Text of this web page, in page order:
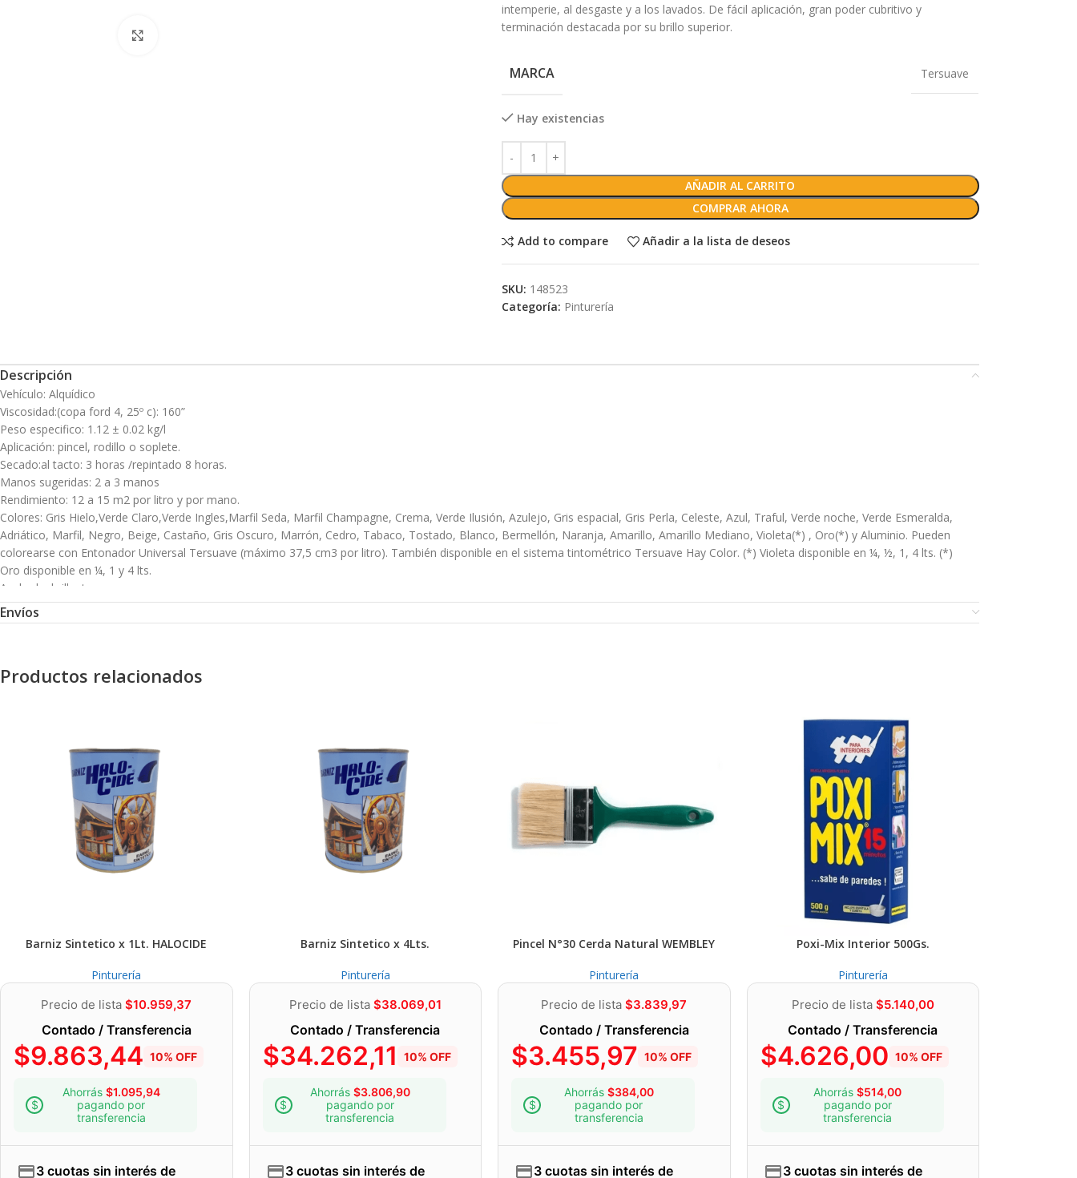
intemperie, al desgaste y a los lavados. De fácil aplicación, gran poder cubritivo y
terminación destacada por su brillo superior.
MARCA Tersuave
Hay existencias
AÑADIR AL CARRITO
COMPRAR AHORA
Add to compare Añadir a la lista de deseos
SKU: 148523
Categoría: Pinturería
Descripción
Vehículo: Alquídico
Viscosidad:(copa ford 4, 25º c): 160”
Peso especifico: 1.12 ± 0.02 kg/l
Aplicación: pincel, rodillo o soplete.
Secado:al tacto: 3 horas /repintado 8 horas.
Manos sugeridas: 2 a 3 manos
Rendimiento: 12 a 15 m2 por litro y por mano.
Colores: Gris Hielo,Verde Claro,Verde Ingles,Marfil Seda, Marfil Champagne, Crema, Verde Ilusión, Azulejo, Gris espacial, Gris Perla, Celeste, Azul, Traful, Verde noche, Verde Esmeralda,
Adriático, Marfil, Negro, Beige, Castaño, Gris Oscuro, Marrón, Cedro, Tabaco, Tostado, Blanco, Bermellón, Naranja, Amarillo, Amarillo Mediano, Violeta(*) , Oro(*) y Aluminio. Pueden
colorearse con Entonador Universal Tersuave (máximo 37,5 cm3 por litro). También disponible en el sistema tintométrico Tersuave Hay Color. (*) Violeta disponible en ¼, ½, 1, 4 lts. (*)
Oro disponible en ¼, 1 y 4 lts.
Acabado: brillante
Diluyente y limpieza: Aguarrás mineral/solvente industrial (soplete)
Presentaciones:¼, ½, 1, 4 y 20 litros.
No deben quedar vestigios de óxido. Lijar con lija n° 100, eliminar el polvillo con un trapo embebido en aguarrás mineral y aplicar una primera mano diluida 20% con aguarrás mineral.
Maderas: Eliminar restos de limpiadores, ceras o protectores siliconados. Lijar en el sentido de las vetas con lija n° 100, eliminar el polvillo y aplicar una primera mano del esmalte diluido a
partir del 25% según la dureza de la madera (a mayor dureza, mayor dilución). Mampostería cementicia: Limpiar la superficie. Verificar el correcto fraguado, eliminación total de aguas de
mortero y pH entre 7 y 8. Aplicar una primera mano con una dilución mínima del 30%, dependiendo de la absorción de la superficie. Sobre superficies pintadas:Tanto en hierro, madera o
mampostería, asegurarse que la pintura anterior se encuentre firme y en buenas condiciones. Lijar suavemente con lija n°120. Si la pintura estuviera floja, descascarada o en malas
condiciones generales, deberá ser eliminada completamentey proceder como en superficies nuevas. Pintar 2 a 3 manos de esmalte Multipropósito con mínima dilución, esperando 8
horas entre ellas.
Envíos
Productos relacionados
Barniz Sintetico x 1Lt. HALOCIDE
Pinturería
Precio de lista$10.959,37
Contado / Transferencia
$9.863,44 10% OFF
Ahorrás $1.095,94
pagando por
transferencia
3 cuotas sin interés de
Barniz Sintetico x 4Lts.
Pinturería
Precio de lista $38.069,01
Contado / Transferencia
$34.262,11 10% OFF
Ahorrás $3.806,90
pagando por
transferencia
3 cuotas sin interés de
Pincel N°30 Cerda Natural WEMBLEY
Pinturería
Precio de lista$3.839,97
Contado / Transferencia
$3.455,97 10% OFF
Ahorrás $384,00
pagando por
transferencia
3 cuotas sin interés de
Poxi-Mix Interior 500Gs.
Pinturería
Precio de lista $5.140,00
Contado / Transferencia
$4.626,00 10% OFF
Ahorrás $514,00
pagando por
transferencia
3 cuotas sin interés de